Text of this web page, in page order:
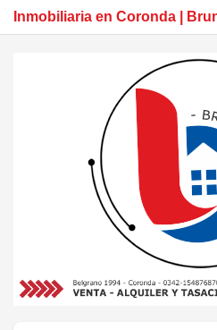
Inmobiliaria en Coronda |